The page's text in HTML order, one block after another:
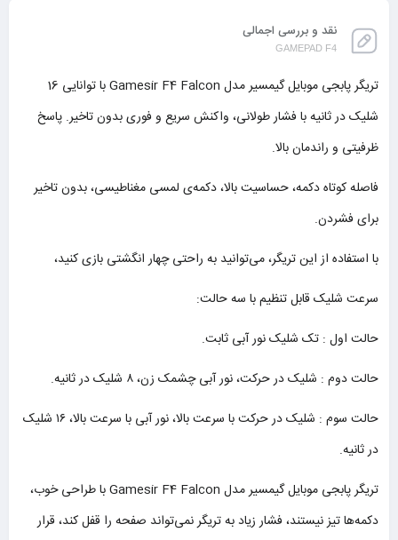
نقد و بررسی اجمالی
GAMEPAD F4
تریگر پابجی موبایل گیمسیر مدل Gamesir F4 Falcon با توانایی 16
شلیک در ثانیه با فشار طولانی، واکنش سریع و فوری بدون تاخیر. پاسخ
ظرفیتی و راندمان بالا.
فاصله کوتاه دکمه، حساسیت بالا، دکمه‌ی لمسی مغناطیسی، بدون تاخیر
برای فشردن.
با استفاده از این تریگر، می‌توانید به راحتی چهار انگشتی بازی کنید،
سرعت شلیک قابل تنظیم با سه حالت:
حالت اول : تک شلیک نور آبی ثابت.
حالت دوم : شلیک در حرکت، نور آبی چشمک زن، ۸ شلیک در ثانیه.
حالت سوم : شلیک در حرکت با سرعت بالا، نور آبی با سرعت بالا، ۱۶ شلیک
در ثانیه.
تریگر پابجی موبایل گیمسیر مدل Gamesir F4 Falcon با طراحی خوب،
دکمه‌ها تیز نیستند، فشار زیاد به تریگر نمی‌تواند صفحه را قفل کند، قرار